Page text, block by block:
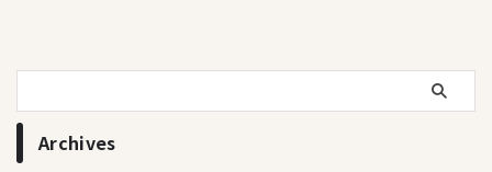
Archives